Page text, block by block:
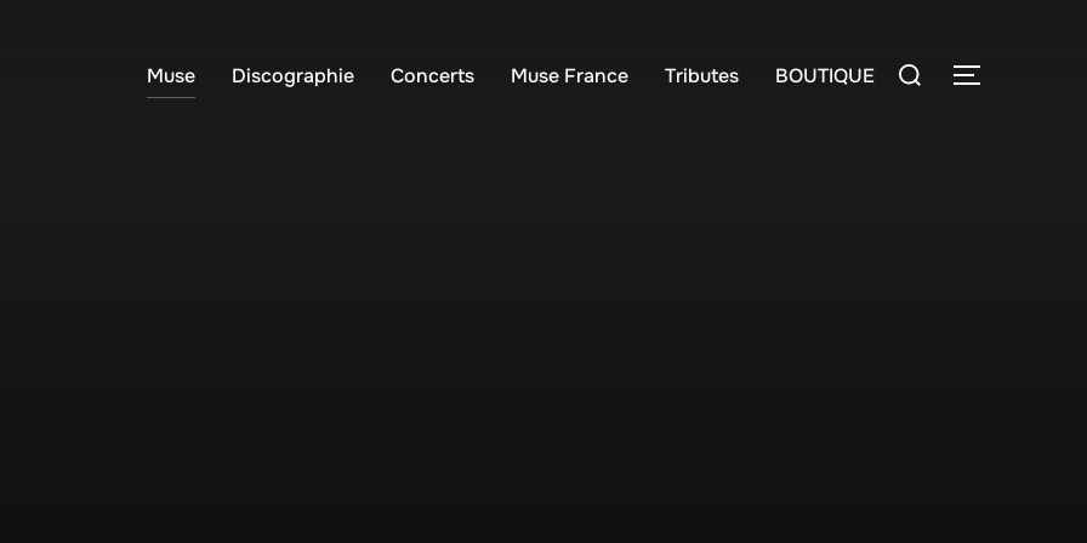
Muse Discographie Concerts Muse France Tributes BOUTIQUE
Rechercher :